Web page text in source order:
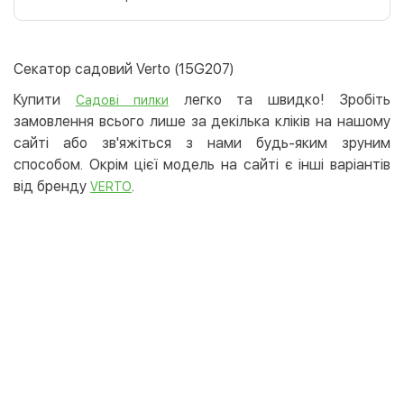
LiqPay
Apple Pay
Google Pay
Безготівковий розрахунок
Оплата на карту юр.особи
Безкоштовно
Секатор садовий Verto (15G207)
Купити
Садові пилки
легко та швидко! Зробіть
замовлення всього лише за декілька кліків на нашому
сайті або зв'яжіться з нами будь-яким зруним
способом. Окрім цієї модель на сайті є інші варіантів
від бренду VERTO.